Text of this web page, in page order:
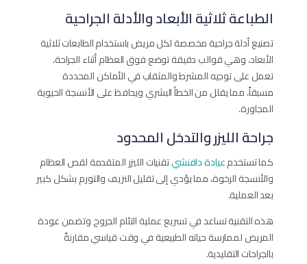
الطباعة ثلاثية الأبعاد والأدلة الجراحية
تصنيع أدلة جراحية مخصصة لكل مريض باستخدام الطابعات ثلاثية
الأبعاد، وهي قوالب دقيقة توضع فوق العظام أثناء الجراحة،
تعمل على توجيه المشرط والمثقاب في الأماكن المحددة
مسبقاً، مما يقلل من الخطأ البشري ويحافظ على الأنسجة الحيوية
المجاورة.
جراحة الليزر والتدخل المحدود
كما تستخدمعيادة دافنشيتقنيات الليزر المتقدمة لقص العظام
والأنسجة الرخوة، مما يؤدي إلى تقليل النزيف والتورم بشكل كبير
بعد العملية.
هذه التقنية تساعد في تسريع عملية التئام الجروح وتضمن عودة
المريض لممارسة حياته الطبيعية في وقت قياسي مقارنةً
بالجراحات التقليدية.